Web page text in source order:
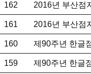
162 2016년 부산점
161 2016년 부산점
160 제90주년 한글
159 제90주년 한글